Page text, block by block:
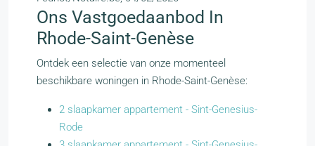
Ons Vastgoedaanbod In
Rhode-Saint-Genèse
Ontdek een selectie van onze momenteel
beschikbare woningen in Rhode-Saint-Genèse:
2 slaapkamer appartement - Sint-Genesius-
Rode